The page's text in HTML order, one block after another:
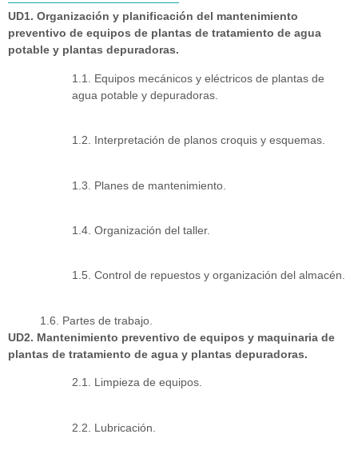
UD1. Organización y planificación del mantenimiento
preventivo de equipos de plantas de tratamiento de agua
potable y plantas depuradoras.
1.1. Equipos mecánicos y eléctricos de plantas de
agua potable y depuradoras.
1.2. Interpretación de planos croquis y esquemas.
1.3. Planes de mantenimiento.
1.4. Organización del taller.
1.5. Control de repuestos y organización del almacén.
1.6. Partes de trabajo.
UD2. Mantenimiento preventivo de equipos y maquinaria de
plantas de tratamiento de agua y plantas depuradoras.
2.1. Limpieza de equipos.
2.2. Lubricación.